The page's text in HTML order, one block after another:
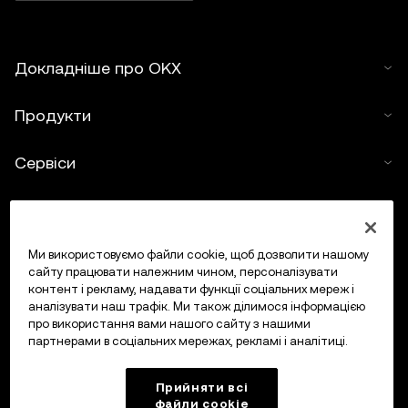
Докладніше про OKX
Продукти
Сервіси
Купити криптовалюту
Калькулятор криптовалюти
Торгувати
Ми використовуємо файли cookie, щоб дозволити нашому
сайту працювати належним чином, персоналізувати
контент і рекламу, надавати функції соціальних мереж і
аналізувати наш трафік. Ми також ділимося інформацією
про використання вами нашого сайту з нашими
партнерами в соціальних мережах, рекламі і аналітиці.
Прийняти всі
файли сookie